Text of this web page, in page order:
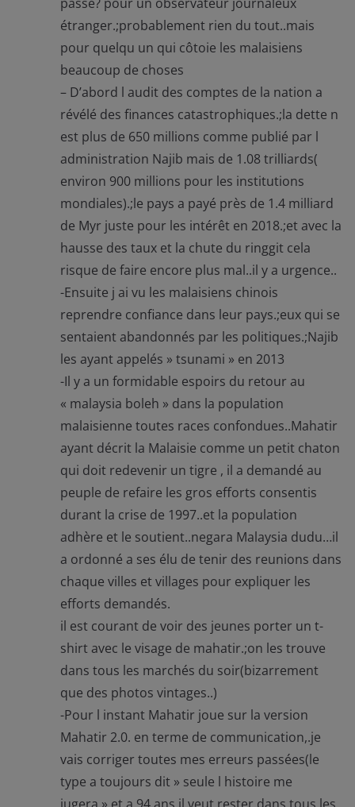
étranger.;probablement rien du tout..mais
pour quelqu un qui côtoie les malaisiens
beaucoup de choses
– D’abord l audit des comptes de la nation a
révélé des finances catastrophiques.;la dette n
est plus de 650 millions comme publié par l
administration Najib mais de 1.08 trilliards(
environ 900 millions pour les institutions
mondiales).;le pays a payé près de 1.4 milliard
de Myr juste pour les intérêt en 2018.;et avec la
hausse des taux et la chute du ringgit cela
risque de faire encore plus mal..il y a urgence..
-Ensuite j ai vu les malaisiens chinois
reprendre confiance dans leur pays.;eux qui se
sentaient abandonnés par les politiques.;Najib
les ayant appelés » tsunami » en 2013
-Il y a un formidable espoirs du retour au
« malaysia boleh » dans la population
malaisienne toutes races confondues..Mahatir
ayant décrit la Malaisie comme un petit chaton
qui doit redevenir un tigre , il a demandé au
peuple de refaire les gros efforts consentis
durant la crise de 1997..et la population
adhère et le soutient..negara Malaysia dudu…il
a ordonné a ses élu de tenir des reunions dans
chaque villes et villages pour expliquer les
efforts demandés.
il est courant de voir des jeunes porter un t-
shirt avec le visage de mahatir.;on les trouve
dans tous les marchés du soir(bizarrement
que des photos vintages..)
-Pour l instant Mahatir joue sur la version
Mahatir 2.0. en terme de communication,.je
vais corriger toutes mes erreurs passées(le
type a toujours dit » seule l histoire me
jugera » et a 94 ans il veut rester dans tous les